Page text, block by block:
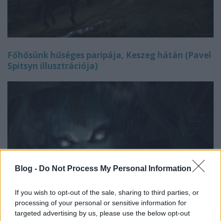
Blog - Do Not Process My Personal Information
If you wish to opt-out of the sale, sharing to third parties, or
processing of your personal or sensitive information for
targeted advertising by us, please use the below opt-out
Főhősünk hűséges paripája, Keszeg hátán (Pavel
Spitsyn illusztrációja)